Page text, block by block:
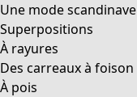
Une mode scandinave
Superpositions
À rayures
Des carreaux à foison
À pois